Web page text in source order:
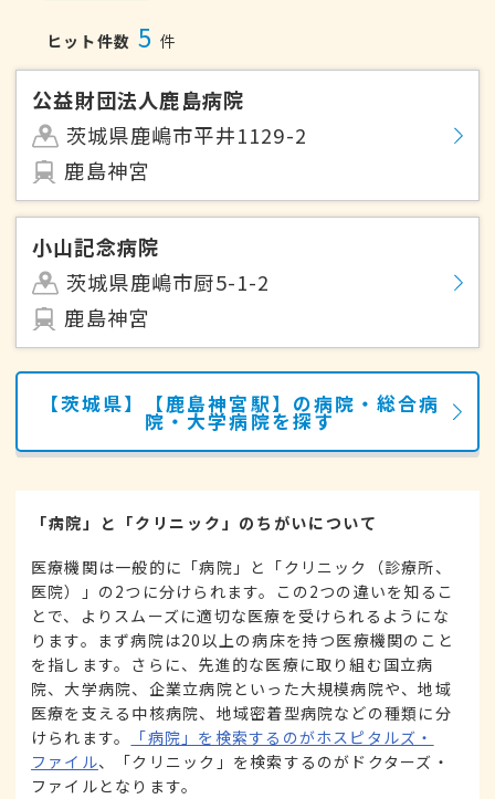
ヒット件数 5 件
公益財団法人鹿島病院
茨城県鹿嶋市平井1129-2
鹿島神宮
小山記念病院
茨城県鹿嶋市厨5-1-2
鹿島神宮
【茨城県】【鹿島神宮駅】の病院・総合病
院・大学病院を探す
「病院」と「クリニック」のちがいについて
医療機関は一般的に「病院」と「クリニック（診療所、
医院）」の2つに分けられます。この2つの違いを知るこ
とで、よりスムーズに適切な医療を受けられるようにな
ります。まず病院は20以上の病床を持つ医療機関のこと
を指します。さらに、先進的な医療に取り組む国立病
院、大学病院、企業立病院といった大規模病院や、地域
医療を支える中核病院、地域密着型病院などの種類に分
けられます。
「病院」を検索するのがホスピタルズ・
ファイル、「クリニック」を検索するのがドクターズ・
ファイルとなります。